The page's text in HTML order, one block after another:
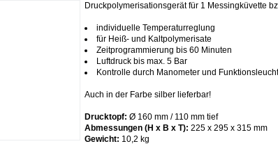
Druckpolymerisationsgerät für 1 Messingküvette
individuelle Temperaturreglung
für Heiß- und Kaltpolymerisate
Zeitprogrammierung bis 60 Minuten
Luftdruck bis max. 5 Bar
Kontrolle durch Manometer und
Auch in der Farbe silber lieferbar!
Drucktopf: Ø 160 mm / 110 mm tief
Abmessungen (H x B x T): 225 x 295 x 315 mm
Gewicht: 10,2 kg